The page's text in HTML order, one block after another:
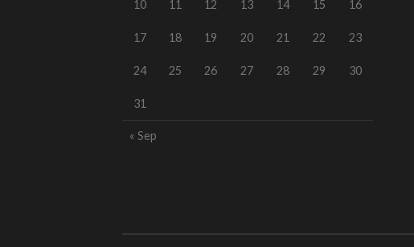
10 11 12 13 14 15 16
17 18 19 20 21 22 23
24 25 26 27 28 29 30
31
« Sep